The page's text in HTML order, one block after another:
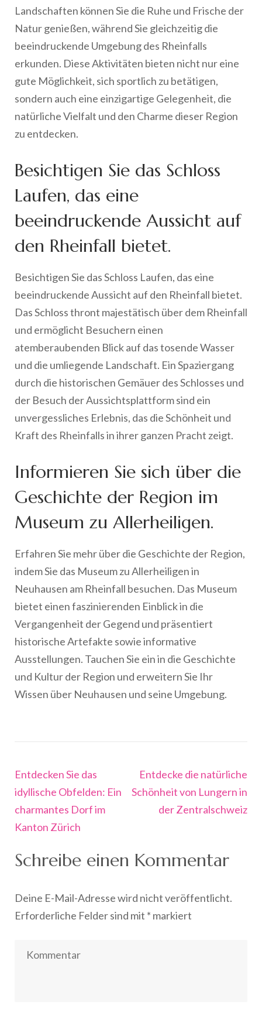
Landschaften können Sie die Ruhe und Frische der
Natur genießen, während Sie gleichzeitig die
beeindruckende Umgebung des Rheinfalls
erkunden. Diese Aktivitäten bieten nicht nur eine
gute Möglichkeit, sich sportlich zu betätigen,
sondern auch eine einzigartige Gelegenheit, die
natürliche Vielfalt und den Charme dieser Region
zu entdecken.
Besichtigen Sie das Schloss
Laufen, das eine
beeindruckende Aussicht auf
den Rheinfall bietet.
Besichtigen Sie das Schloss Laufen, das eine
beeindruckende Aussicht auf den Rheinfall bietet.
Das Schloss thront majestätisch über dem Rheinfall
und ermöglicht Besuchern einen
atemberaubenden Blick auf das tosende Wasser
und die umliegende Landschaft. Ein Spaziergang
durch die historischen Gemäuer des Schlosses und
der Besuch der Aussichtsplattform sind ein
unvergessliches Erlebnis, das die Schönheit und
Kraft des Rheinfalls in ihrer ganzen Pracht zeigt.
Informieren Sie sich über die
Geschichte der Region im
Museum zu Allerheiligen.
Erfahren Sie mehr über die Geschichte der Region,
indem Sie das Museum zu Allerheiligen in
Neuhausen am Rheinfall besuchen. Das Museum
bietet einen faszinierenden Einblick in die
Vergangenheit der Gegend und präsentiert
historische Artefakte sowie informative
Ausstellungen. Tauchen Sie ein in die Geschichte
und Kultur der Region und erweitern Sie Ihr
Wissen über Neuhausen und seine Umgebung.
Beitragsnavigation
Entdecken Sie das
idyllische Obfelden: Ein
charmantes Dorf im
Kanton Zürich
Entdecke die natürliche
Schönheit von Lungern in
der Zentralschweiz
Schreibe einen Kommentar
Deine E-Mail-Adresse wird nicht veröffentlicht.
Erforderliche Felder sind mit * markiert